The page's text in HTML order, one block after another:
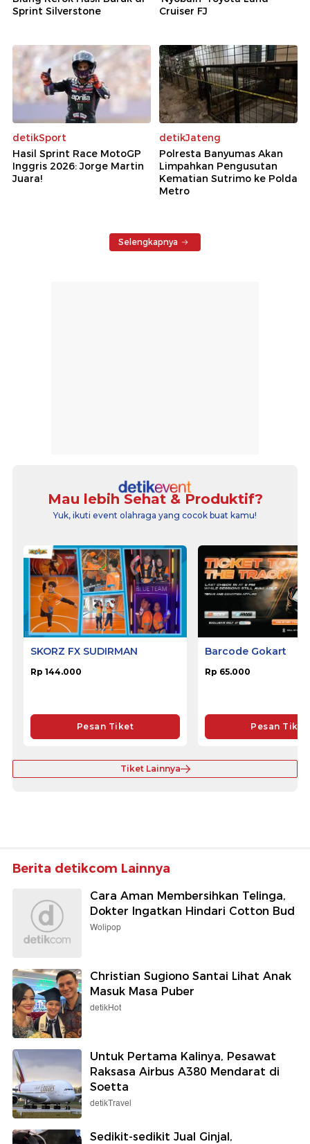
Sprint Silverstone
Cruiser FJ
detikSport
Hasil Sprint Race MotoGP
Inggris 2026: Jorge Martin
Juara!
detikJateng
Polresta Banyumas Akan
Limpahkan Pengusutan
Kematian Sutrimo ke Polda
Metro
Selengkapnya
Mau lebih Sehat & Produktif?
Yuk, ikuti event olahraga yang cocok buat kamu!
SKORZ FX SUDIRMAN
Rp 144.000
Pesan Tiket
Barcode Gokart
Rp 65.000
Pesan Tiket
Tiket Lainnya
Berita detikcom Lainnya
Cara Aman Membersihkan Telinga,
Dokter Ingatkan Hindari Cotton Bud
Wolipop
Christian Sugiono Santai Lihat Anak
Masuk Masa Puber
detikHot
Untuk Pertama Kalinya, Pesawat
Raksasa Airbus A380 Mendarat di
Soetta
detikTravel
Sedikit-sedikit Jual Ginjal,